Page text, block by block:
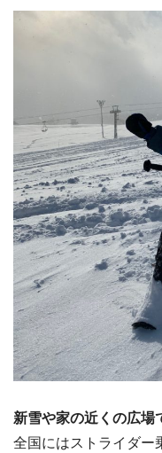
新雪や家の近くの広場
全国にはストライダー